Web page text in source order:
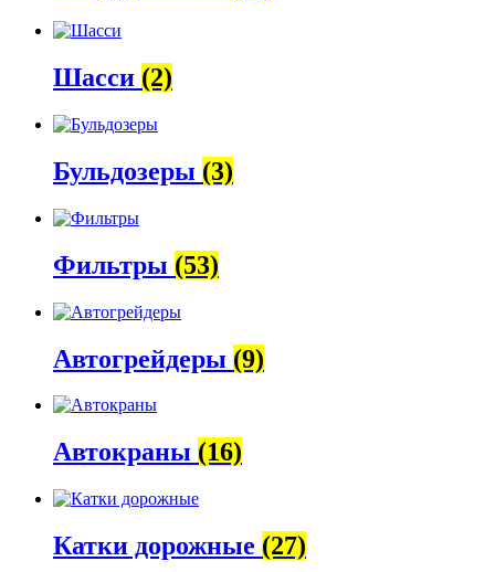
Шасси (2)
Бульдозеры (3)
Фильтры (53)
Автогрейдеры (9)
Автокраны (16)
Катки дорожные (27)